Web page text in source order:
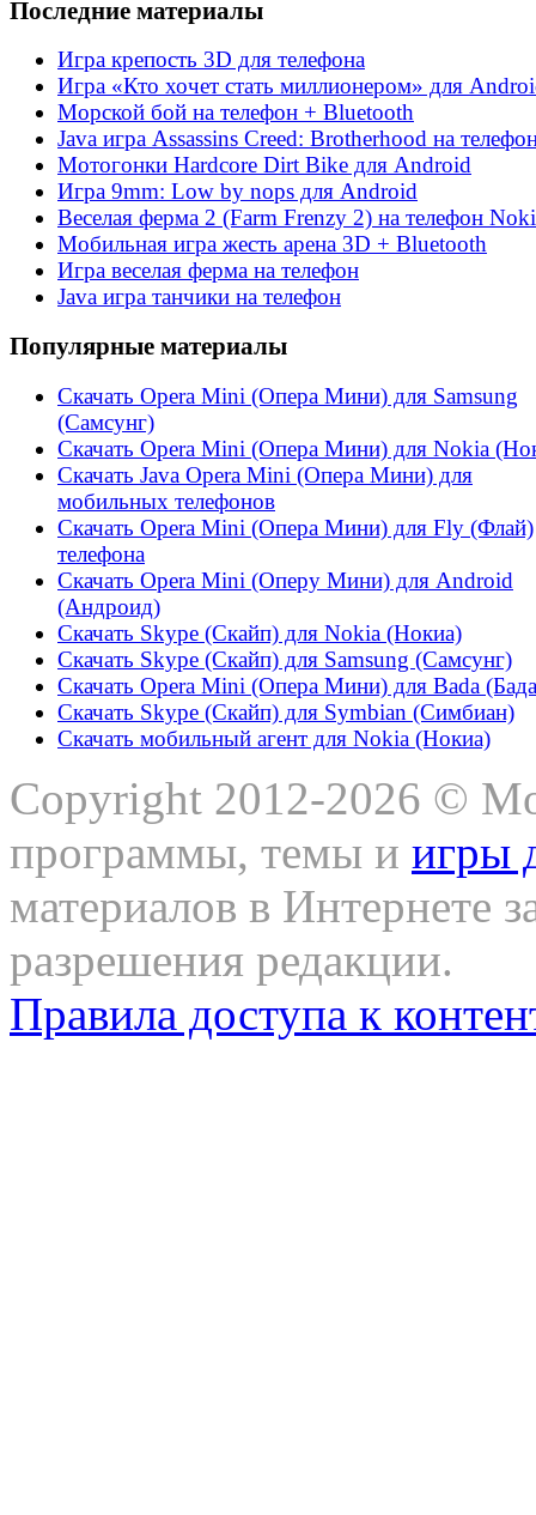
Последние материалы
Игра крепость 3D для телефона
Игра «Кто хочет стать миллионером» для
Морской бой на телефон + Bluetooth
Java игра Assassins Creed: Brotherhood на
Мотогонки Hardcore Dirt Bike для Android
Игра 9mm: Low by nops для Android
Веселая ферма 2 (Farm Frenzy 2) на телефон
Мобильная игра жесть арена 3D + Bluetooth
Игра веселая ферма на телефон
Java игра танчики на телефон
Популярные материалы
Скачать Opera Mini (Опера Мини) для Samsung
(Самсунг)
Скачать Opera Mini (Опера Мини) для Nokia
Скачать Java Opera Mini (Опера Мини) для
мобильных телефонов
Скачать Opera Mini (Опера Мини) для Fly (Флай)
телефона
Скачать Opera Mini (Оперу Мини) для Android
(Андроид)
Скачать Skype (Скайп) для Nokia (Нокиа)
Скачать Skype (Скайп) для Samsung (Самсунг)
Скачать Opera Mini (Опера Мини) для Bada
Скачать Skype (Скайп) для Symbian (Симбиан)
Скачать мобильный агент для Nokia (Нокиа)
Copyright 2012-2026 ©
программы, темы и игры
материалов в Интернете
разрешения редакции.
Правила доступа к